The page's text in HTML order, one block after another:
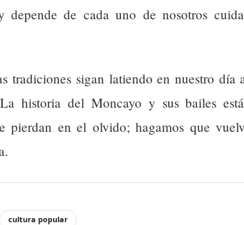
depende de cada uno de nosotros
tradiciones sigan latiendo en nuestro día
historia del Moncayo y sus bailes
pierdan en el olvido; hagamos que
cultura popular